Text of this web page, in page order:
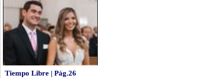
Tiempo Libre | Pág.26